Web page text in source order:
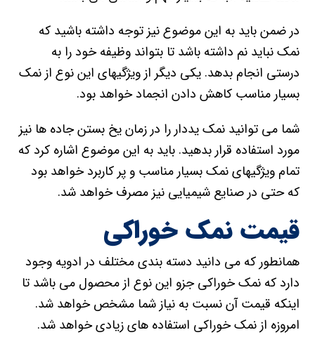
در ضمن باید به این موضوع نیز توجه داشته باشید که
نمک نباید نم داشته باشد تا بتواند وظیفه خود را به
درستی انجام بدهد. یکی دیگر از ویژگیهای این نوع از نمک
بسیار مناسب کاهش دادن انجماد خواهد بود.
شما می توانید نمک یددار را در زمان یخ بستن جاده ها نیز
مورد استفاده قرار بدهید. باید به این موضوع اشاره کرد که
تمام ویژگیهای نمک بسیار مناسب و پر کاربرد خواهد بود
که حتی در صنایع شیمیایی نیز مصرف خواهد شد.
قیمت نمک خوراکی
همانطور که می دانید دسته بندی مختلف در ادویه وجود
دارد که نمک خوراکی جزو این نوع از محصول می باشد تا
اینکه قیمت آن نسبت به نیاز شما مشخص خواهد شد.
امروزه از نمک خوراکی استفاده های زیادی خواهد شد.